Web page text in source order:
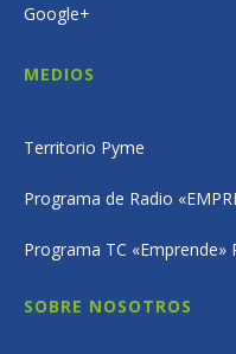
Google+
MEDIOS
Territorio Pyme
Programa de Radio
Programa TC «Emprende»
SOBRE NOSOTROS